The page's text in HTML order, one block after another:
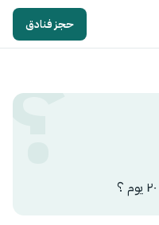
حجز فنادق